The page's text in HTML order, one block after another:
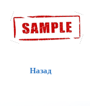
Назад